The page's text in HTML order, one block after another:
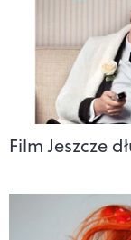
Film Jeszcze